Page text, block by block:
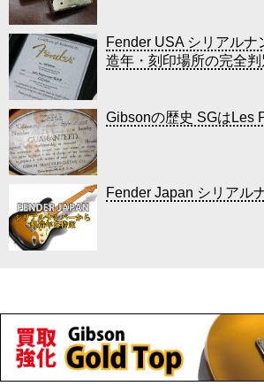
Fender USA シリアルナ
造年・刻印場所の完全判
Gibsonの歴史 SGはLes
Fender Japan シリアル